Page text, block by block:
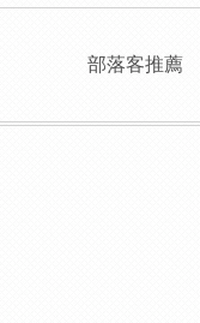
部落客推薦